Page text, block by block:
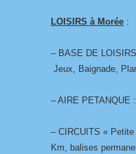
LOISIRS à Morée :
– BASE DE
Jeux, Baignade,
– AIRE PETANQUE
– CIRCUITS «
Km, balises